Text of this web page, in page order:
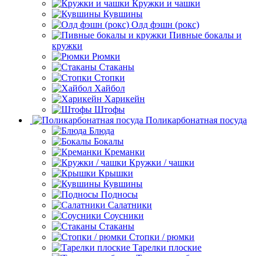
Кружки и чашки
Кувшины
Олд фэшн (рокс)
Пивные бокалы и
кружки
Рюмки
Стаканы
Стопки
Хайбол
Харикейн
Штофы
Поликарбонатная посуда
Блюда
Бокалы
Креманки
Кружки / чашки
Крышки
Кувшины
Подносы
Салатники
Соусники
Стаканы
Стопки / рюмки
Тарелки плоские